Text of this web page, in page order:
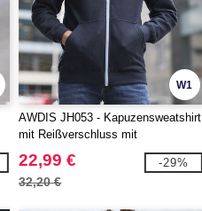
W1
AWDIS JH053 - Kapuzensweatshirt
mit Reißverschluss mit
Farbkontrasten
22,99 €
32,20 €
-29%